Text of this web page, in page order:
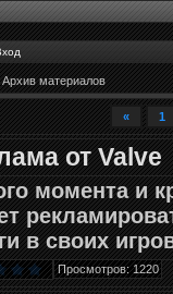
Архив материалов
« 1
от Valve
момента и
в своих
Просмотров: 1220